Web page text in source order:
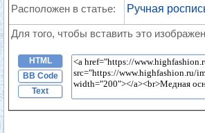
Расположен в статье: Ручная
Для того, чтобы вставить это
HTML
BB Code
Text